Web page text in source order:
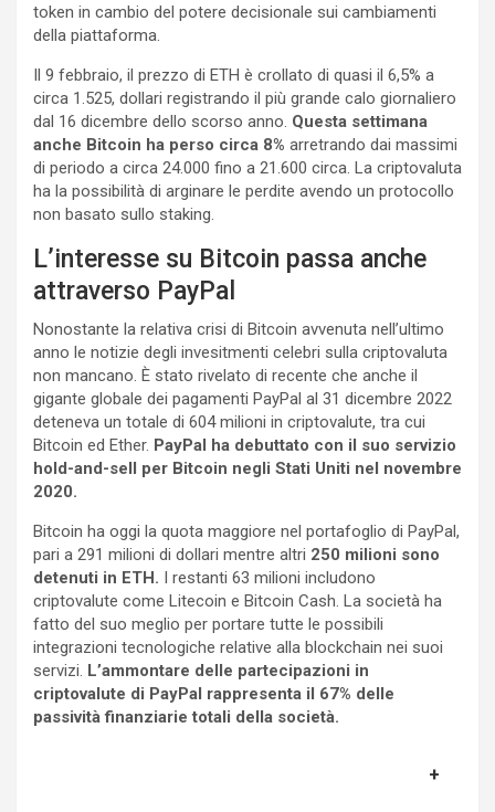
token in cambio del potere decisionale sui cambiamenti
della piattaforma.
Il 9 febbraio, il prezzo di ETH è crollato di quasi il 6,5% a
circa 1.525, dollari registrando il più grande calo giornaliero
dal 16 dicembre dello scorso anno. Questa settimana
anche Bitcoin ha perso circa 8% arretrando dai massimi
di periodo a circa 24.000 fino a 21.600 circa. La criptovaluta
ha la possibilità di arginare le perdite avendo un protocollo
non basato sullo staking.
L’interesse su Bitcoin passa anche
attraverso PayPal
Nonostante la relativa crisi di Bitcoin avvenuta nell’ultimo
anno le notizie degli invesitmenti celebri sulla criptovaluta
non mancano. È stato rivelato di recente che anche il
gigante globale dei pagamenti PayPal al 31 dicembre 2022
deteneva un totale di 604 milioni in criptovalute, tra cui
Bitcoin ed Ether. PayPal ha debuttato con il suo servizio
hold-and-sell per Bitcoin negli Stati Uniti nel novembre
2020.
Bitcoin ha oggi la quota maggiore nel portafoglio di PayPal,
pari a 291 milioni di dollari mentre altri 250 milioni sono
detenuti in ETH. I restanti 63 milioni includono
criptovalute come Litecoin e Bitcoin Cash. La società ha
fatto del suo meglio per portare tutte le possibili
integrazioni tecnologiche relative alla blockchain nei suoi
servizi. L’ammontare delle partecipazioni in
criptovalute di PayPal rappresenta il 67% delle
passività finanziarie totali della società.